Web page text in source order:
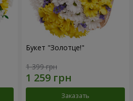
Букет "Золотце!"
1 399 грн
Заказать